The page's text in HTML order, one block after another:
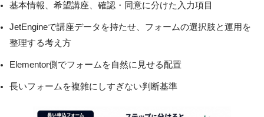
基本情報、希望講座、確認・同意に分けた入力項目
JetEngineで講座データを持たせ、フォームの選択肢と運用を
整理する考え方
Elementor側でフォームを自然に見せる配置
長いフォームを複雑にしすぎない判断基準